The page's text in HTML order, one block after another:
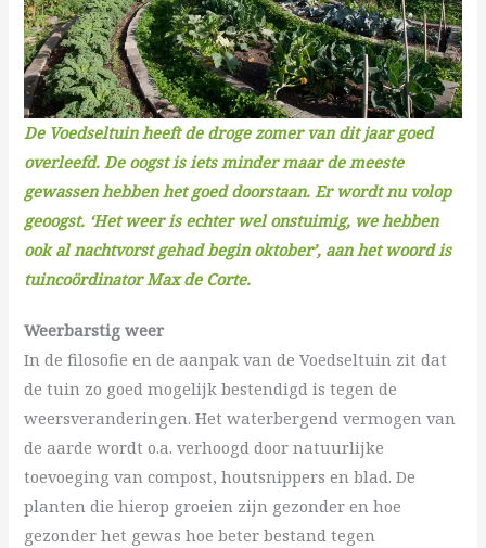
De Voedseltuin heeft de droge zomer van dit jaar goed
overleefd. De oogst is iets minder maar de meeste
gewassen hebben het goed doorstaan. Er wordt nu volop
geoogst. ‘Het weer is echter wel onstuimig, we hebben
ook al nachtvorst gehad begin oktober’, aan het woord is
tuincoördinator Max de Corte.
Weerbarstig weer
In de filosofie en de aanpak van de Voedseltuin zit dat
de tuin zo goed mogelijk bestendigd is tegen de
weersveranderingen. Het waterbergend vermogen van
de aarde wordt o.a. verhoogd door natuurlijke
toevoeging van compost, houtsnippers en blad. De
planten die hierop groeien zijn gezonder en hoe
gezonder het gewas hoe beter bestand tegen